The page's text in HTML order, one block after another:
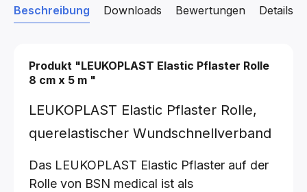
Beschreibung Downloads Details
Bewertungen
Produkt "LEUKOPLAST Elastic Pflaster Rolle
8 cm x 5 m "
LEUKOPLAST Elastic Pflaster Rolle,
querelastischer Wundschnellverband
Das LEUKOPLAST Elastic Pflaster auf der
Rolle von BSN medical ist als